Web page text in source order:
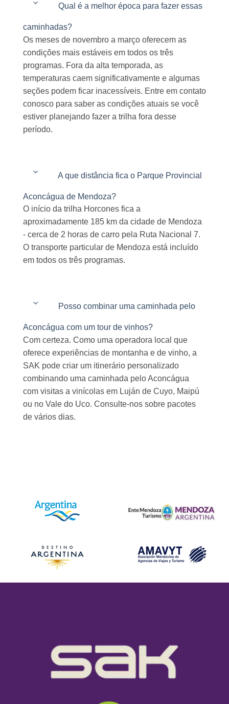
Qual é a melhor época para fazer essas
caminhadas?
Os meses de novembro a março oferecem as
condições mais estáveis em todos os três
programas. Fora da alta temporada, as
temperaturas caem significativamente e algumas
seções podem ficar inacessíveis. Entre em contato
conosco para saber as condições atuais se você
estiver planejando fazer a trilha fora desse
período.
A que distância fica o Parque Provincial
Aconcágua de Mendoza?
O início da trilha Horcones fica a
aproximadamente 185 km da cidade de Mendoza
- cerca de 2 horas de carro pela Ruta Nacional 7.
O transporte particular de Mendoza está incluído
em todos os três programas.
Posso combinar uma caminhada pelo
Aconcágua com um tour de vinhos?
Com certeza. Como uma operadora local que
oferece experiências de montanha e de vinho, a
SAK pode criar um itinerário personalizado
combinando uma caminhada pelo Aconcágua
com visitas a vinícolas em Luján de Cuyo, Maipú
ou no Vale do Uco. Consulte-nos sobre pacotes
de vários dias.